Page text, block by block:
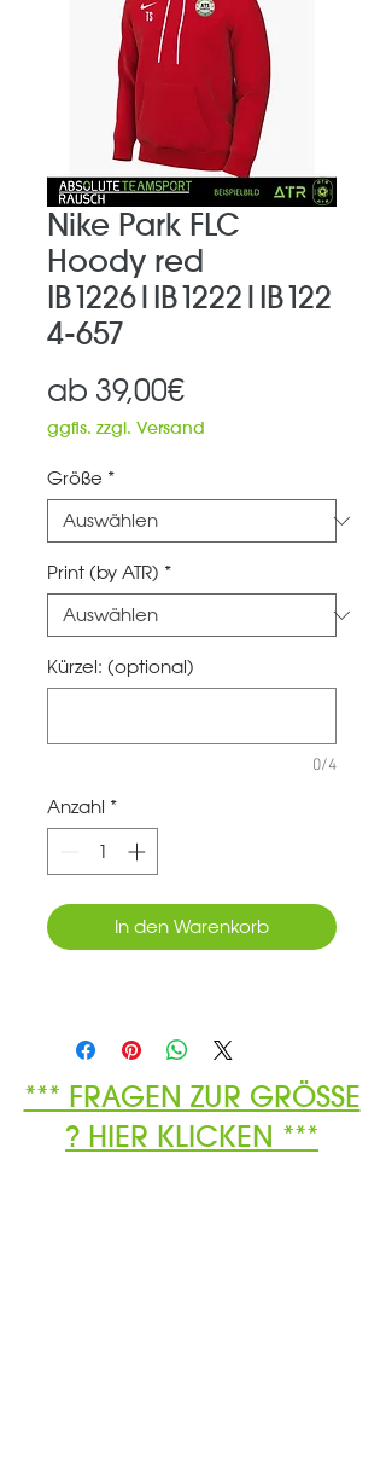
Nike Park FLC
Hoody red
IB1226|IB1222|IB122
4-657
ab 39,00€Sale-
Preis
ggfls. zzgl. Versand
Größe *
Print (by ATR) *
Kürzel: (optional)
0/4
Anzahl *
In den Warenkorb
*** FRAGEN ZUR GRÖSSE
? HIER KLICKEN ***